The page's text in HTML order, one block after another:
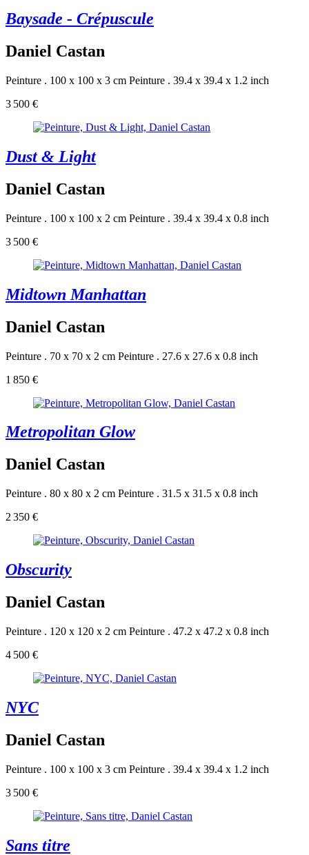
Baysade - Crépuscule
Daniel Castan
Peinture . 100 x 100 x 3 cm Peinture . 39.4 x 39.4 x 1.2 inch
3 500 €
Dust & Light
Daniel Castan
Peinture . 100 x 100 x 2 cm Peinture . 39.4 x 39.4 x 0.8 inch
3 500 €
Midtown Manhattan
Daniel Castan
Peinture . 70 x 70 x 2 cm Peinture . 27.6 x 27.6 x 0.8 inch
1 850 €
Metropolitan Glow
Daniel Castan
Peinture . 80 x 80 x 2 cm Peinture . 31.5 x 31.5 x 0.8 inch
2 350 €
Obscurity
Daniel Castan
Peinture . 120 x 120 x 2 cm Peinture . 47.2 x 47.2 x 0.8 inch
4 500 €
NYC
Daniel Castan
Peinture . 100 x 100 x 3 cm Peinture . 39.4 x 39.4 x 1.2 inch
3 500 €
Sans titre